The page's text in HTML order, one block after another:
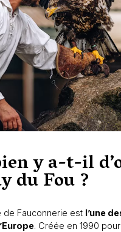
y a-t-il
du Fou ?
de Fauconnerie est l’une
. Créée en 1990